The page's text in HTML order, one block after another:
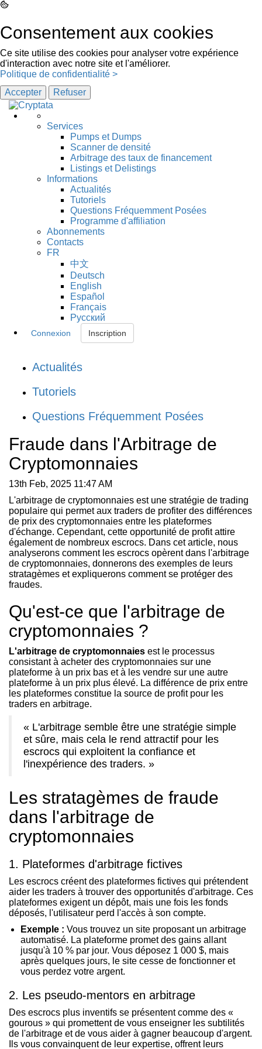
Consentement aux cookies
Ce site utilise des cookies pour analyser votre expérience
d'interaction avec notre site et l'améliorer.
Politique de confidentialité >
Accepter
Refuser
Services
Pumps et Dumps
Scanner de densité
Arbitrage des taux de financement
Listings et Delistings
Informations
Actualités
Tutoriels
Questions Fréquemment Posées
Programme d'affiliation
Abonnements
Contacts
FR
中文
Deutsch
English
Español
Français
Русский
Connexion Inscription
Actualités
Tutoriels
Questions Fréquemment Posées
Fraude dans l'Arbitrage de
Cryptomonnaies
13th Feb, 2025 11:47 AM
L'arbitrage de cryptomonnaies est une stratégie de trading
populaire qui permet aux traders de profiter des différences
de prix des cryptomonnaies entre les plateformes
d'échange. Cependant, cette opportunité de profit attire
également de nombreux escrocs. Dans cet article, nous
analyserons comment les escrocs opèrent dans l'arbitrage
de cryptomonnaies, donnerons des exemples de leurs
stratagèmes et expliquerons comment se protéger des
fraudes.
Qu'est-ce que l'arbitrage de
cryptomonnaies ?
L'arbitrage de cryptomonnaies est le processus
consistant à acheter des cryptomonnaies sur une
plateforme à un prix bas et à les vendre sur une autre
plateforme à un prix plus élevé. La différence de prix entre
les plateformes constitue la source de profit pour les
traders en arbitrage.
« L'arbitrage semble être une stratégie simple
et sûre, mais cela le rend attractif pour les
escrocs qui exploitent la confiance et
l'inexpérience des traders. »
Les stratagèmes de fraude
dans l'arbitrage de
cryptomonnaies
1. Plateformes d'arbitrage fictives
Les escrocs créent des plateformes fictives qui prétendent
aider les traders à trouver des opportunités d'arbitrage. Ces
plateformes exigent un dépôt, mais une fois les fonds
déposés, l'utilisateur perd l'accès à son compte.
Exemple : Vous trouvez un site proposant un arbitrage
automatisé. La plateforme promet des gains allant
jusqu'à 10 % par jour. Vous déposez 1 000 $, mais
après quelques jours, le site cesse de fonctionner et
vous perdez votre argent.
2. Les pseudo-mentors en arbitrage
Des escrocs plus inventifs se présentent comme des «
gourous » qui promettent de vous enseigner les subtilités
de l'arbitrage et de vous aider à gagner beaucoup d'argent.
Ils vous convainquent de leur expertise, offrent leurs